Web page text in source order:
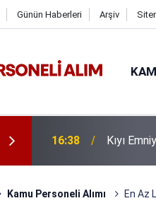
Günün Haberleri Arşiv
16:38 Kıyı
Kamu Personeli Alımı En Az